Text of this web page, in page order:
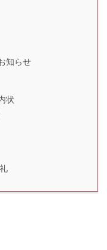
知らせ
状